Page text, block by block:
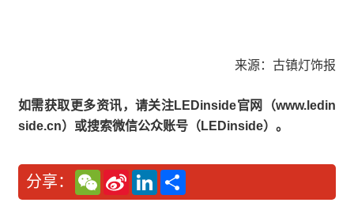
来源：古镇灯饰报
如需获取更多资讯，请关注LEDinside官网（www.ledin
side.cn）或搜索微信公众账号（LEDinside）。
分享：
W
e
C
S
n
L
n